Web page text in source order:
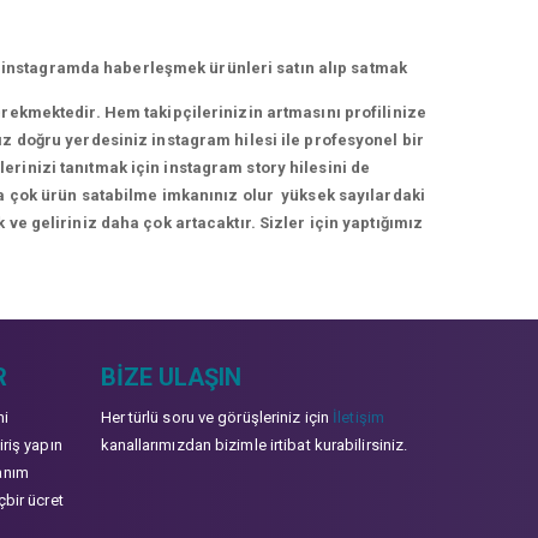
haberleşmek ürünleri satın alıp satmak
Hem takipçilerinizin artmasını profilinize
doğru yerdesiniz instagram hilesi ile profesyonel bir
tanıtmak için instagram story hilesini de
çok ürün satabilme imkanınız olur yüksek sayılardaki
geliriniz daha çok artacaktır. Sizler için yaptığımız
yapın
ücret
BIZE ULAŞIN
Her türlü soru ve görüşleriniz için İletişim
kanallarımızdan bizimle irtibat kurabilirsiniz.